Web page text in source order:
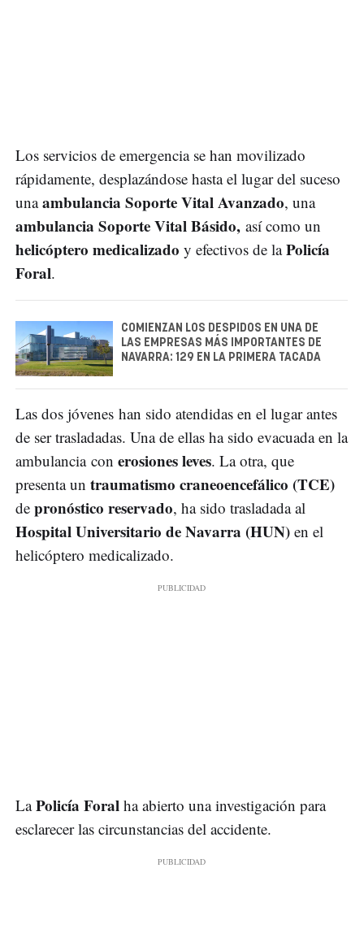
Los servicios de emergencia se han movilizado
rápidamente, desplazándose hasta el lugar del suceso
unaambulancia Soporte Vital Avanzado, una
ambulancia Soporte Vital Básido, así como un
helicóptero medicalizado y efectivos de laPolicía
Foral.
COMIENZAN LOS DESPIDOS EN UNA DE
LAS EMPRESAS MÁS IMPORTANTES DE
NAVARRA: 129 EN LA PRIMERA TACADA
Las dos jóvenes han sido atendidas en el lugar antes
de ser trasladadas. Una de ellas ha sido evacuada en la
ambulancia con erosiones leves. La otra, que
presenta un traumatismo craneoencefálico (TCE)
de pronóstico reservado, ha sido trasladada al
Hospital Universitario de Navarra (HUN) en el
helicóptero medicalizado.
LaPolicía Foral ha abierto una investigación para
esclarecer las circunstancias del accidente.